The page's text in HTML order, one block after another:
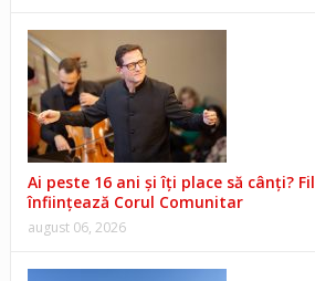
Ai peste 16 ani și îți place să cânți?
înființează Corul Comunitar
august 06, 2026